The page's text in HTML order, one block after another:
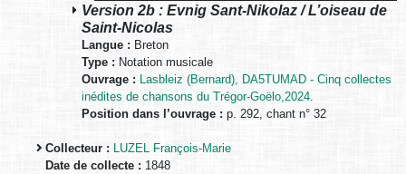
Version 2b : Evnig Sant-Nikolaz / L’oiseau de
Saint-Nicolas
Langue : Breton
Type : Notation musicale
Ouvrage :
Lasbleiz (Bernard), DA5TUMAD - Cinq collectes
inédites de chansons du Trégor-Goëlo,2024.
Position dans l’ouvrage : p. 292, chant n° 32
Collecteur :
LUZEL François-Marie
Date de collecte : 1848